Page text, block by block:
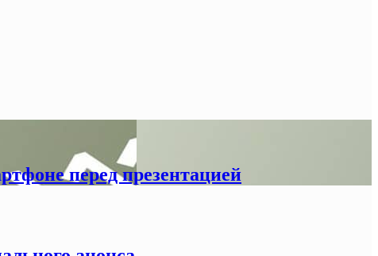
перед презентацией